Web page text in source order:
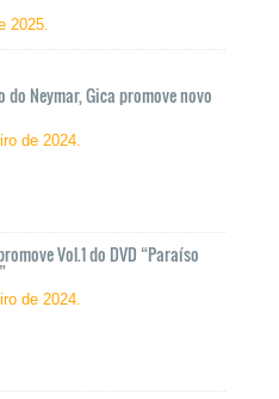
2025.
do Neymar, Gica promove novo
de 2024.
Vol.1 do DVD “Paraíso
de 2024.